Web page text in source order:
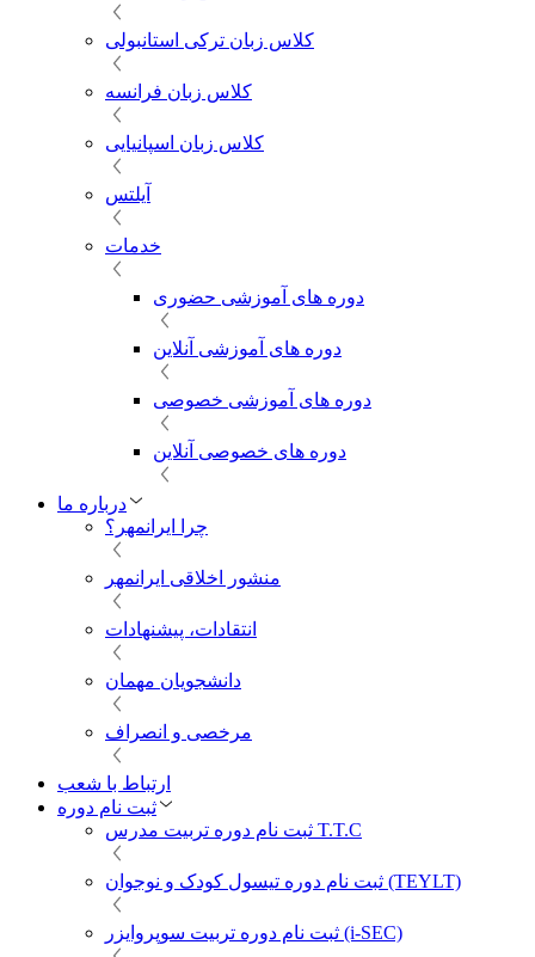
کلاس زبان ترکی استانبولی
کلاس زبان فرانسه
کلاس زبان اسپانیایی
آیلتس
خدمات
دوره های آموزشی حضوری
دوره های آموزشی آنلاین
دوره های آموزشی خصوصی
دوره های خصوصی آنلاین
درباره ما
چرا ایرانمهر؟
منشور اخلاقی ایرانمهر
انتقادات، پیشنهادات
دانشجویان مهمان
مرخصی و انصراف
ارتباط با شعب
ثبت نام دوره
ثبت نام دوره تربیت مدرس T.T.C
ثبت نام دوره تیسول کودک و نوجوان (TEYLT)
ثبت نام دوره تربیت سوپروایزر (i-SEC)